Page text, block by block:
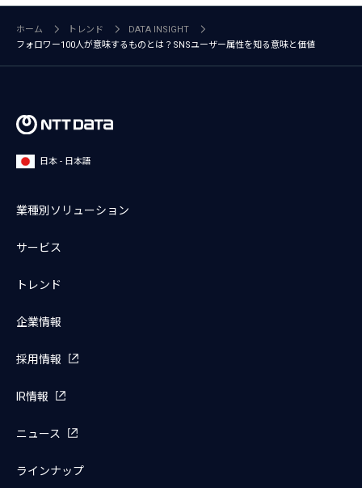
ホーム トレンド
DATA INSIGHT
フォロワー100人が意味するものとは？SNSユーザー属性を知る意味と価値
日本 - 日本語
業種別ソリューション
サービス
トレンド
企業情報
採用情報
IR情報
ニュース
ラインナップ